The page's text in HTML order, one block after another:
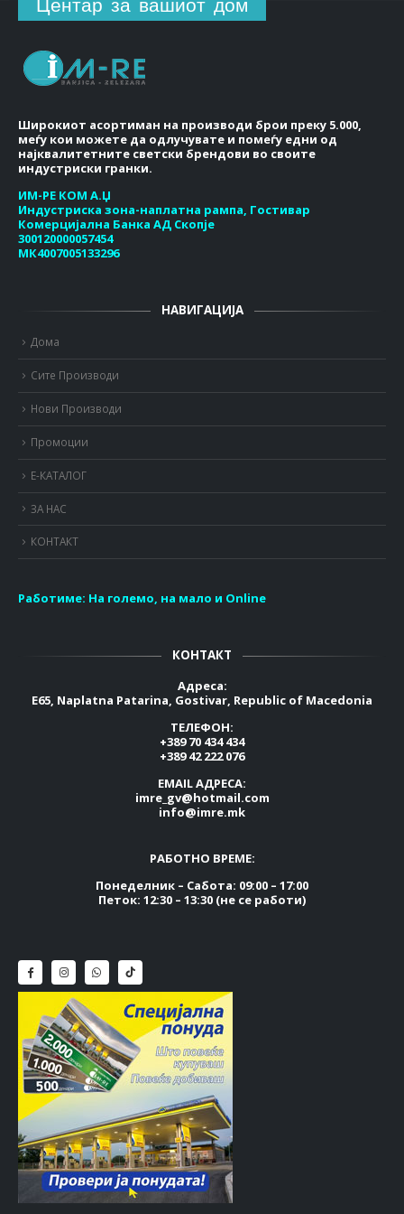
Широкиот асортиман на производи брои преку 5.000,
меѓу кои можете да одлучувате и помеѓу едни од
најквалитетните светски брендови во своите
индустриски гранки.
ИМ-РЕ КОМ А.Џ
Индустриска зона-наплатна рампа, Гостивар
Комерцијална Банка АД Скопје
300120000057454
МК4007005133296
НАВИГАЦИЈА
Дома
Сите Производи
Нови Производи
Промоции
Е-КАТАЛОГ
ЗА НАС
КОНТАКТ
Работиме: На големо, на мало и Online
КОНТАКТ
Адреса:
E65, Naplatna Patarina, Gostivar, Republic of Macedonia
ТЕЛЕФОН:
+389 70 434 434
+389 42 222 076
EMAIL АДРЕСА:
imre_gv@hotmail.com
info@imre.mk
РАБОТНО ВРЕМЕ:
Понеделник – Сабота: 09:00 – 17:00
Петок: 12:30 – 13:30 (не се работи)